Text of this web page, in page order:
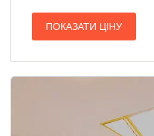
ПОКАЗАТИ ЦІНУ